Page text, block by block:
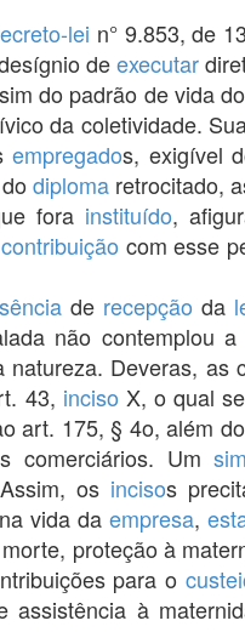
lei n° 9.853, de
deexecutar
do padrão de vida
da coletividade.
empregados, exigível
diploma retrocitado,
fora instituído,
contribuição com esse
de recepção da
não contemplou a
natureza. Deveras, as
43, inciso X, o qual
art. 175, § 4o, além
comerciários. Um
os incisos
vida da empresa,
proteção à
para o
à